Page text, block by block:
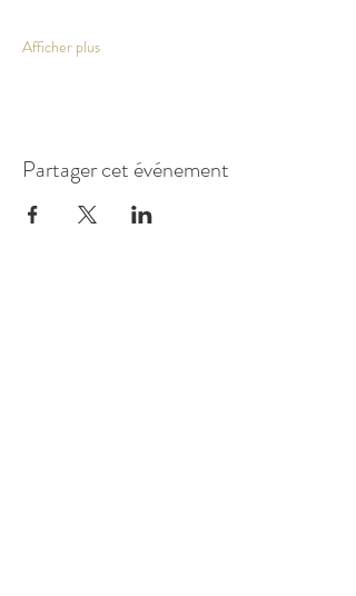
Afficher plus
Partager cet événement